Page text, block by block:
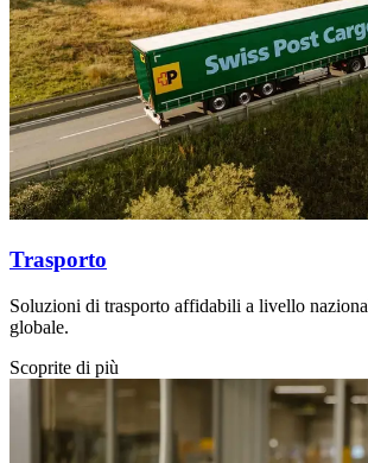
Trasporto
Soluzioni di trasporto affidabili a livello
globale.
Scoprite di più